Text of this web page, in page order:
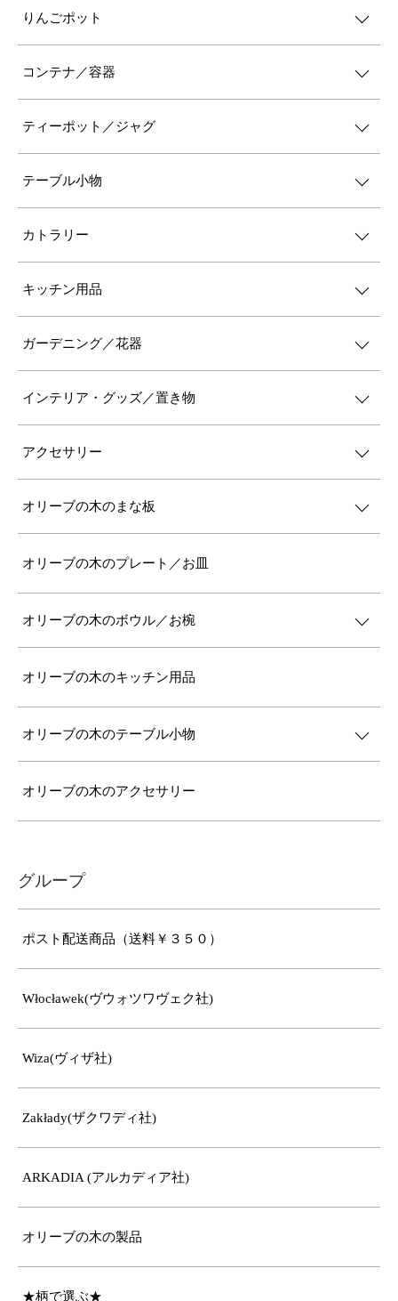
りんごポット
コンテナ／容器
ティーポット／ジャグ
テーブル小物
カトラリー
キッチン用品
ガーデニング／花器
インテリア・グッズ／置き物
アクセサリー
オリーブの木のまな板
オリーブの木のプレート／お皿
オリーブの木のボウル／お椀
オリーブの木のキッチン用品
オリーブの木のテーブル小物
オリーブの木のアクセサリー
グループ
ポスト配送商品（送料￥３５０）
Włocławek(ヴウォツワヴェク社)
Wiza(ヴィザ社)
Zakłady(ザクワディ社)
ARKADIA (アルカディア社)
オリーブの木の製品
★柄で選ぶ★